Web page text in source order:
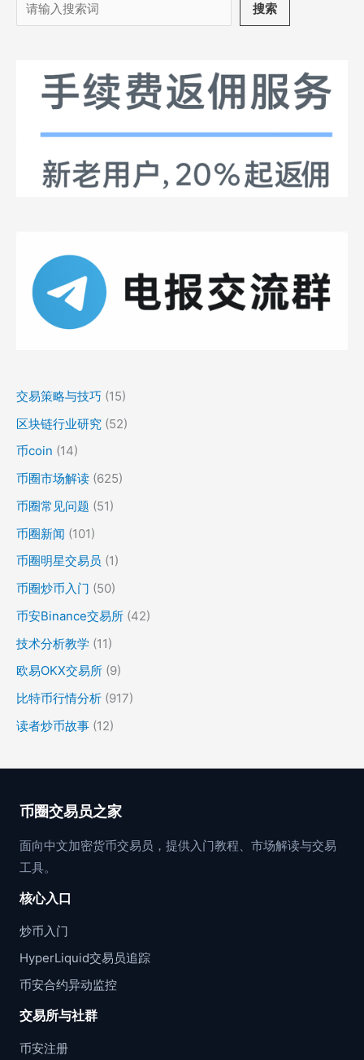
索
搜索
交易策略与技巧 (15)
区块链行业研究 (52)
币coin (14)
币圈市场解读 (625)
币圈常见问题 (51)
币圈新闻 (101)
币圈明星交易员 (1)
币圈炒币入门 (50)
币安Binance交易所 (42)
技术分析教学 (11)
欧易OKX交易所 (9)
比特币行情分析 (917)
读者炒币故事 (12)
币圈交易员之家
面向中文加密货币交易员，提供入门教程、市场解读与交易
工具。
核心入口
炒币入门
HyperLiquid交易员追踪
币安合约异动监控
交易所与社群
币安注册